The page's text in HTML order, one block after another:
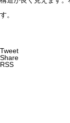
す。
Tweet
Share
RSS